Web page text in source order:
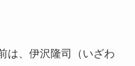
は、伊沢隆司（いざわ